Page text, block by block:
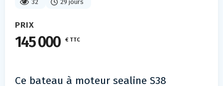
32 29 jours
PRIX
145 000 € TTC
Ce bateau à moteur sealine S38